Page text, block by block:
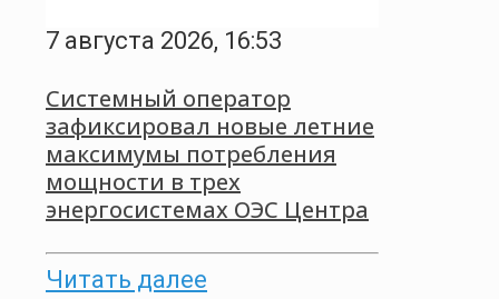
7 августа 2026, 16:53
Системный оператор
зафиксировал новые летние
максимумы потребления
мощности в трех
энергосистемах ОЭС Центра
Читать далее